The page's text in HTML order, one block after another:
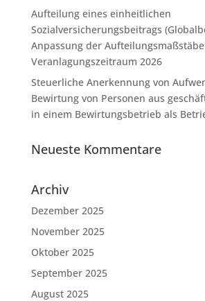
Aufteilung eines einheitlichen
Sozialversicherungsbeitrags
Anpassung der
Veranlagungszeitraum 2026
Steuerliche Anerkennung von
Bewirtung von Personen aus
in einem Bewirtungsbetrieb als
Neueste Kommentare
Archiv
Dezember 2025
November 2025
Oktober 2025
September 2025
August 2025